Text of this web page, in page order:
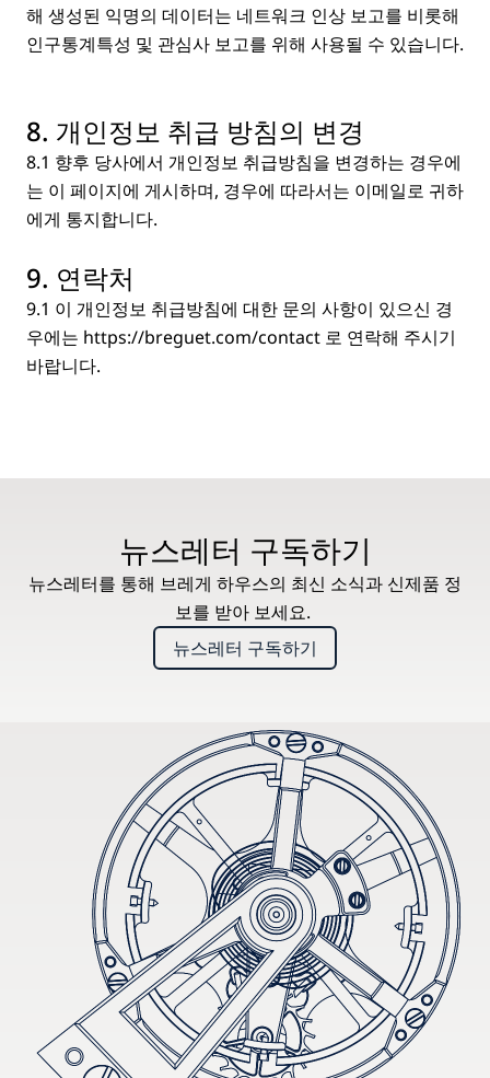
해 생성된 익명의 데이터는 네트워크 인상 보고를 비롯해
인구통계특성 및 관심사 보고를 위해 사용될 수 있습니다.
8. 개인정보 취급 방침의 변경
8.1 향후 당사에서 개인정보 취급방침을 변경하는 경우에
는 이 페이지에 게시하며, 경우에 따라서는 이메일로 귀하
에게 통지합니다.
9. 연락처
9.1 이 개인정보 취급방침에 대한 문의 사항이 있으신 경
우에는 https://breguet.com/contact 로 연락해 주시기
바랍니다.
뉴스레터 구독하기
뉴스레터를 통해 브레게 하우스의 최신 소식과 신제품 정
보를 받아 보세요.
뉴스레터 구독하기